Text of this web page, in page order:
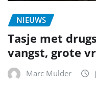
NIEUWS
Tasje met
vangst, grote
Marc Mulder